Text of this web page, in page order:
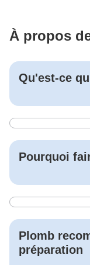
À propos
Qu'est-ce
Pourquoi
Plomb
préparation